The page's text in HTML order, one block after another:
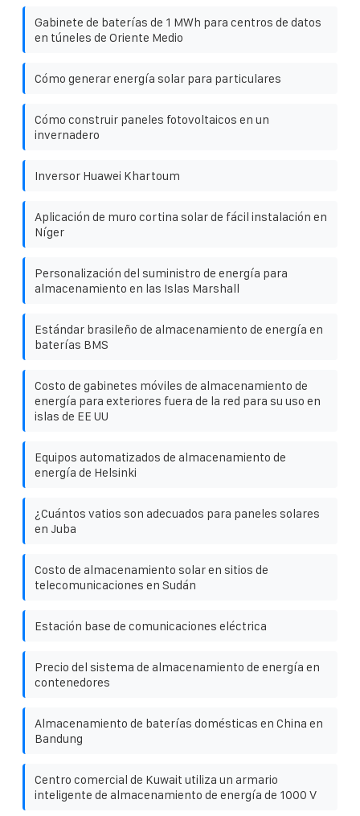
Gabinete de baterías de 1 MWh para centros de datos
en túneles de Oriente Medio
Cómo generar energía solar para particulares
Cómo construir paneles fotovoltaicos en un
invernadero
Inversor Huawei Khartoum
Aplicación de muro cortina solar de fácil instalación en
Níger
Personalización del suministro de energía para
almacenamiento en las Islas Marshall
Estándar brasileño de almacenamiento de energía en
baterías BMS
Costo de gabinetes móviles de almacenamiento de
energía para exteriores fuera de la red para su uso en
islas de EE UU
Equipos automatizados de almacenamiento de
energía de Helsinki
¿Cuántos vatios son adecuados para paneles solares
en Juba
Costo de almacenamiento solar en sitios de
telecomunicaciones en Sudán
Estación base de comunicaciones eléctrica
Precio del sistema de almacenamiento de energía en
contenedores
Almacenamiento de baterías domésticas en China en
Bandung
Centro comercial de Kuwait utiliza un armario
inteligente de almacenamiento de energía de 1000 V